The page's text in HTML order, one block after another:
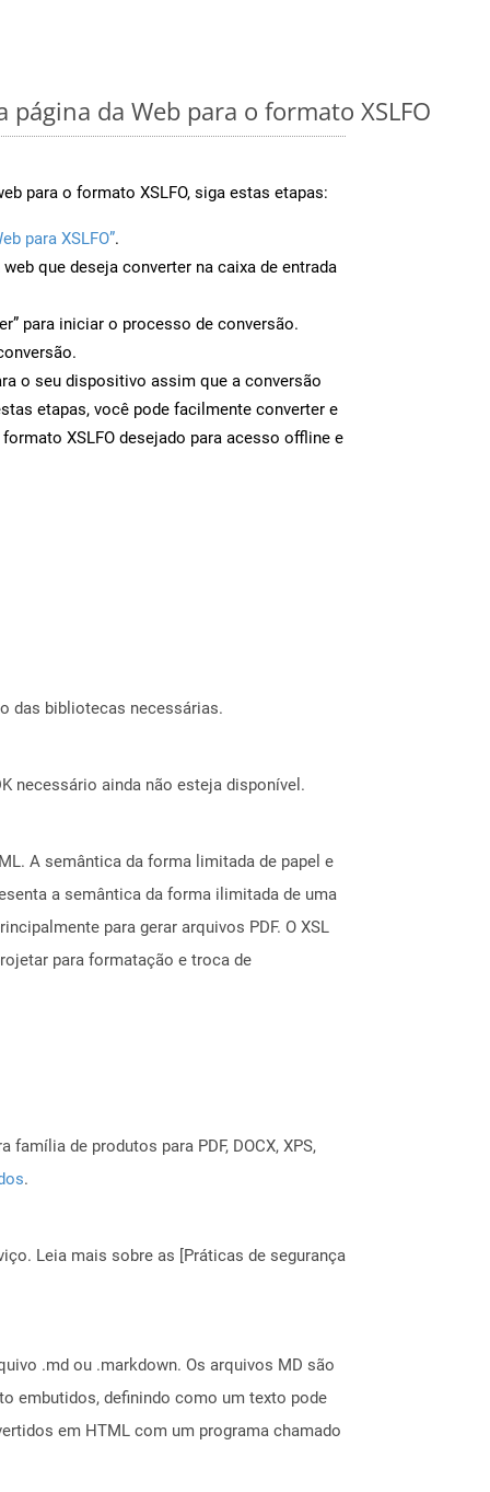
da Web para o formato XSLFO
para o formato XSLFO, siga estas etapas:
para XSLFO”.
que deseja converter na caixa de entrada
para iniciar o processo de conversão.
o seu dispositivo assim que a conversão
etapas, você pode facilmente converter e
XSLFO desejado para acesso offline e
das bibliotecas necessárias.
necessário ainda não esteja disponível.
A semântica da forma limitada de papel e
a semântica da forma ilimitada de uma
para gerar arquivos PDF. O XSL
para formatação e troca de
de produtos para PDF, DOCX, XPS,
.
Leia mais sobre as [Práticas de segurança
.md ou .markdown. Os arquivos MD são
embutidos, definindo como um texto pode
em HTML com um programa chamado